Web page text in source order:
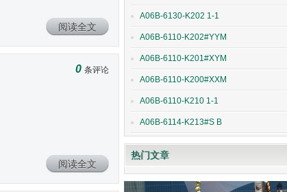
阅读全文
0 条评论
阅读全文
A06B-6130-K202 1-1
A06B-6110-K202#YYM
A06B-6110-K201#XYM
A06B-6110-K200#XXM
A06B-6110-K210 1-1
A06B-6114-K213#S B
热门文章